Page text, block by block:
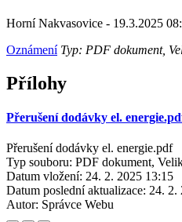
Horní Nakvasovice - 19.3.2025
OznámeníTyp: PDF dokument,
Přílohy
Přerušení dodávky el.
Přerušení dodávky el. energie.pdf
Typ souboru: PDF dokument,
Datum vložení: 24. 2. 2025 13:15
Datum poslední aktualizace: 24. 2.
Autor: Správce Webu